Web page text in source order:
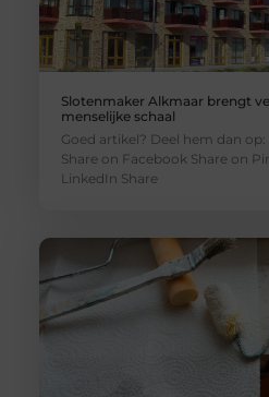
Slotenmaker Alkmaar brengt
menselijke schaal
Goed artikel? Deel hem dan
Share on Facebook Share on
LinkedIn Share